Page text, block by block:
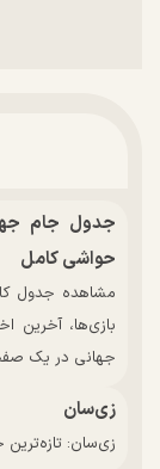
حواشی کامل
بازی‌ها، آخرین
جهانی در یک
زی‌سان
زی‌سان: تازه‌ترین